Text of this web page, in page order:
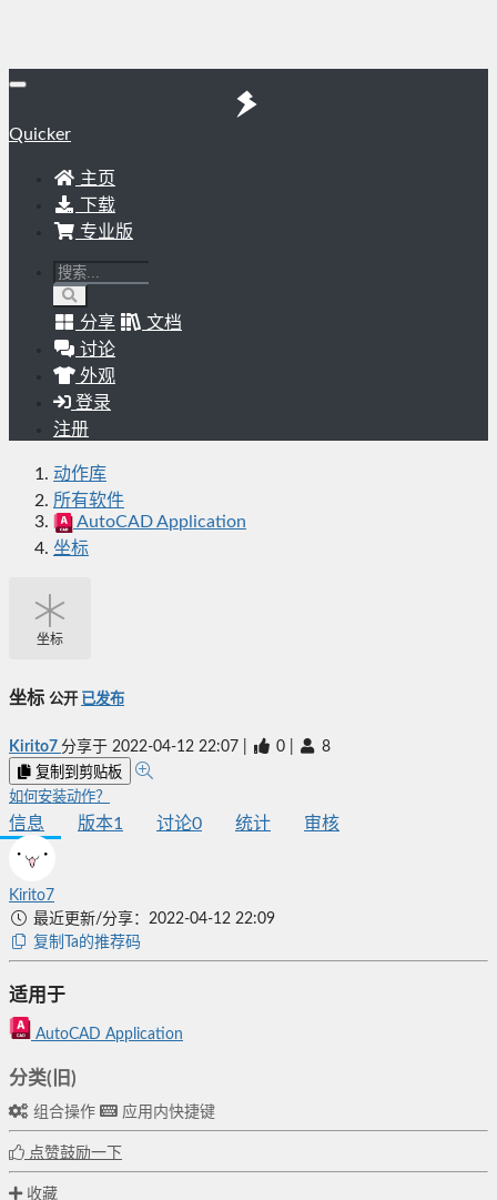
Quicker
主页
下载
专业版
分享
文档
讨论
外观
登录
注册
动作库
所有软件
AutoCAD Application
坐标
坐标
坐标 公开 已发布
Kirito7 分享于 2022-04-12 22:07 0 8
复制到剪贴板
如何安装动作？
信息 版本1 讨论0 统计 审核
Kirito7
最近更新/分享：2022-04-12 22:09
复制Ta的推荐码
适用于
AutoCAD Application
分类(旧)
组合操作 应用内快捷键
点赞鼓励一下
收藏